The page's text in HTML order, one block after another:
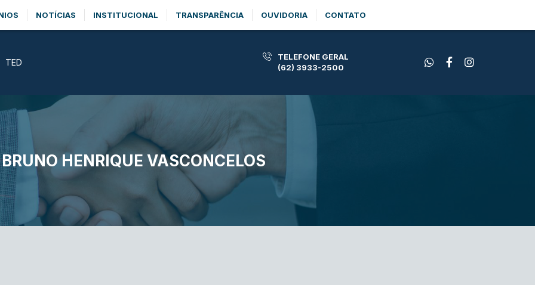
NOTÍCIAS INSTITUCIONAL TRANSPARÊNCIA OUVIDORIA CONTATO
TED
TELEFONE GERAL
(62) 3933-2500
BRUNO HENRIQUE VASCONCELOS